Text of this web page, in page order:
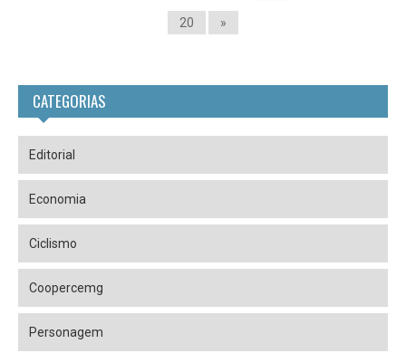
20 »
CATEGORIAS
Editorial
Economia
Ciclismo
Coopercemg
Personagem